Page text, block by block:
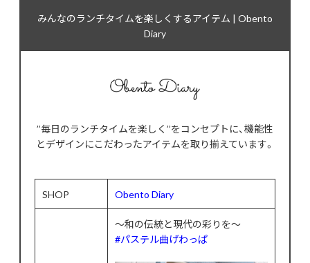
みんなのランチタイムを楽しくするアイテム | Obento
Diary
’’毎日のランチタイムを楽しく’’をコンセプトに、機能性
とデザインにこだわったアイテムを取り揃えています。
SHOP Obento Diary
〜和の伝統と現代の彩りを〜
#パステル曲げわっぱ